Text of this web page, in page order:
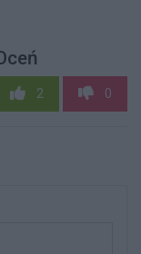
2 0